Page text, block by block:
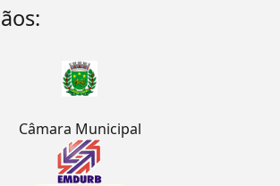
Câmara Municipal